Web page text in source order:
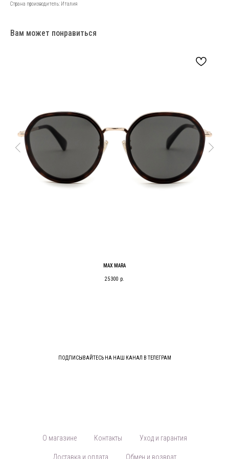
Страна производитель: Италия
Вам может понравиться
MAX MARA
25 300 р.
ПОДПИСЫВАЙТЕСЬ НА НАШ КАНАЛ В ТЕЛЕГРАМ
О магазине Контакты Уход и гарантия
Доставка и оплата Обмен и возврат